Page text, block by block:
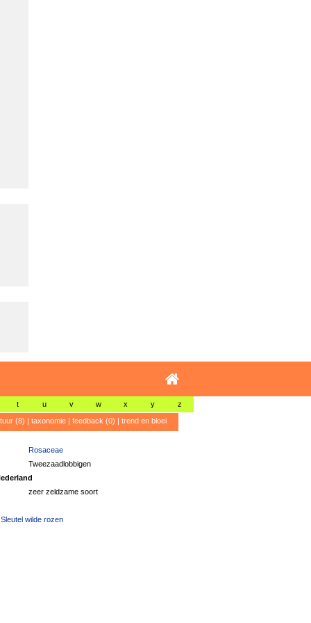
t u v w x y z
(8) | taxonomie| feedback (0) | trend en bloei
Rosaceae
Tweezaadlobbigen
zeer zeldzame soort
wilde rozen